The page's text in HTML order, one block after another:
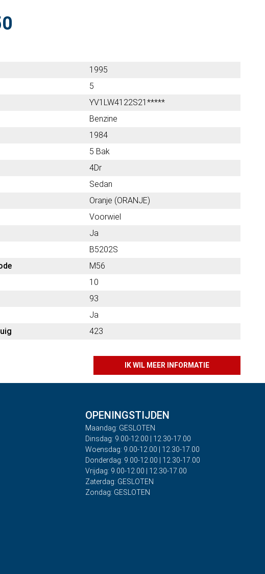
1995
5
YV1LW4122S21*****
Benzine
1984
5 Bak
4Dr
Sedan
Oranje (ORANJE)
Voorwiel
Ja
B5202S
M56
10
93
Ja
423
IK WIL MEER INFORMATIE
OPENINGSTIJDEN
Maandag: GESLOTEN
Dinsdag: 9.00-12.00 | 12.30-17.00
Woensdag: 9.00-12.00 | 12.30-17.00
Donderdag: 9.00-12.00 | 12.30-17.00
Vrijdag: 9.00-12.00 | 12.30-17.00
Zaterdag: GESLOTEN
Zondag: GESLOTEN